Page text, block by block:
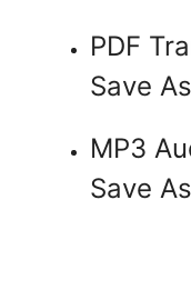
PDF
Save
MP3
Save